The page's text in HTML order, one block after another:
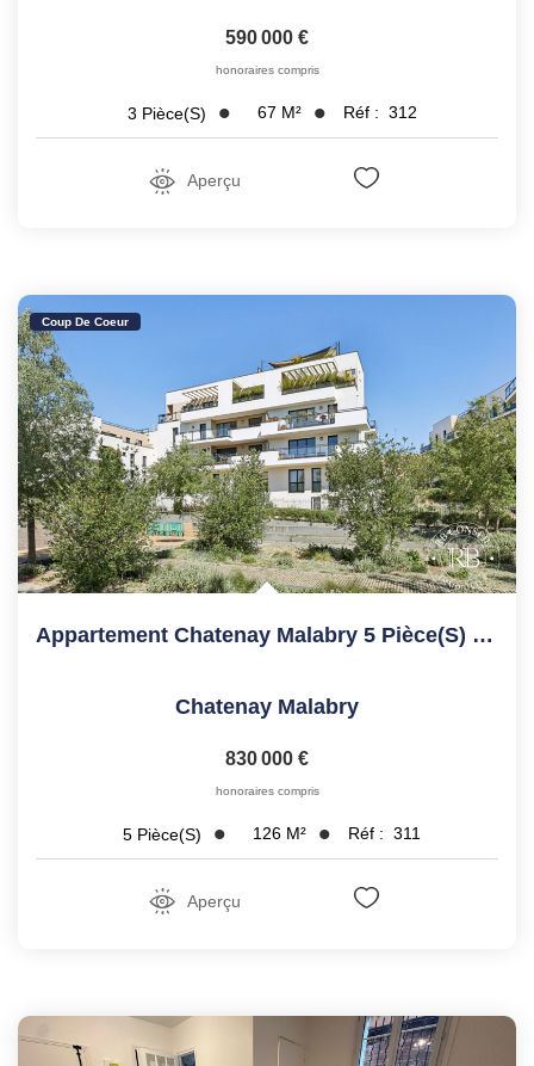
590 000 €
honoraires compris
3 Pièce(s) 67 M² Réf : 312
Aperçu
Coup De Coeur
Appartement Chatenay Malabry 5 Pièce(s) 126 M2
Chatenay Malabry
830 000 €
honoraires compris
5 Pièce(s) 126 M² Réf : 311
Aperçu